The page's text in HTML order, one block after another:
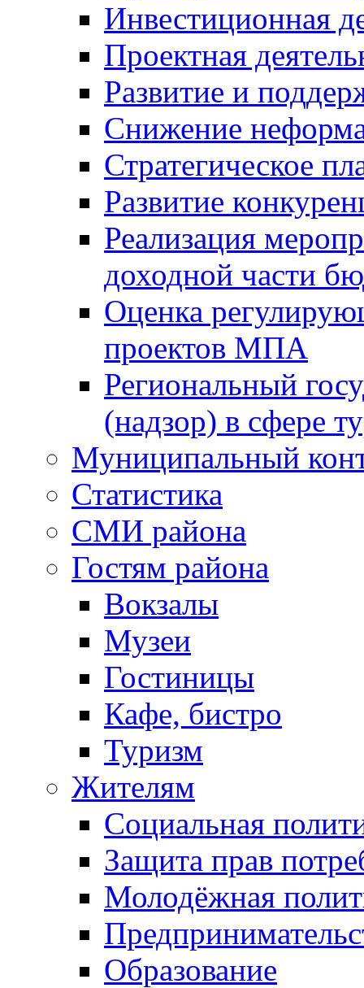
Инвестиционная
Проектная
Развитие и
Снижение
Стратегическое
Развитие
Реализация
доходной части
Оценка
проектов МПА
Региональный
(надзор) в сфере
Муниципальный
Статистика
СМИ района
Гостям района
Вокзалы
Музеи
Гостиницы
Кафе, бистро
Туризм
Жителям
Социальная
Защита прав
Молодёжная
Образование